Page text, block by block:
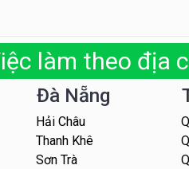
làm theo địa
Đà Nẵng
Hải Châu
Thanh Khê
Sơn Trà